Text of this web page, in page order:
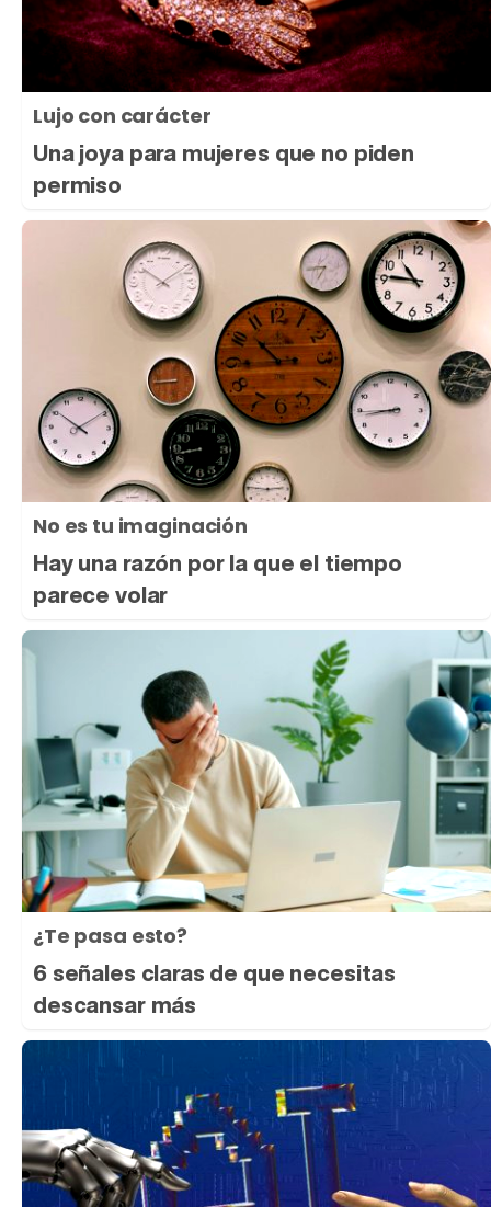
Lujo con carácter
Una joya para mujeres que no piden
permiso
No es tu imaginación
Hay una razón por la que el tiempo
parece volar
¿Te pasa esto?
6 señales claras de que necesitas
descansar más